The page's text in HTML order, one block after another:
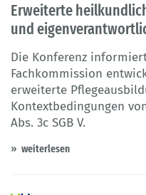
Erweiterte
und
Die Konferenz
Fachkommission
erweiterte
Kontextbedingungen
Abs. 3c SGB V.
weiterlesen